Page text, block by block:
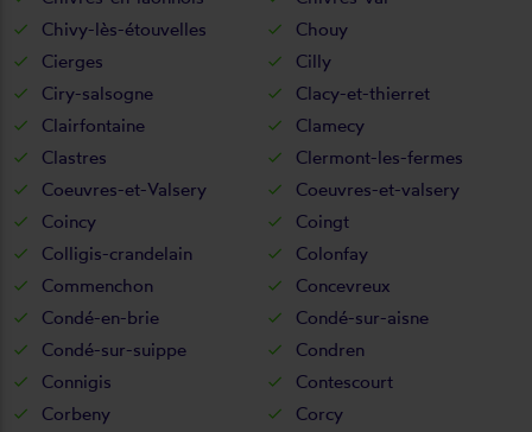
Chivy-lès-étouvelles
Chouy
Cierges
Cilly
Ciry-salsogne
Clacy-et-thierret
Clairfontaine
Clamecy
Clastres
Clermont-les-fermes
Coeuvres-et-Valsery
Coeuvres-et-valsery
Coincy
Coingt
Colligis-crandelain
Colonfay
Commenchon
Concevreux
Condé-en-brie
Condé-sur-aisne
Condé-sur-suippe
Condren
Connigis
Contescourt
Corbeny
Corcy